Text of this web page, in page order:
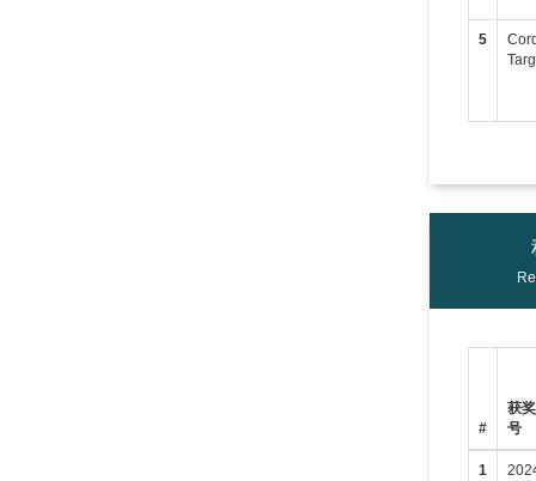
5
#
获
号
1